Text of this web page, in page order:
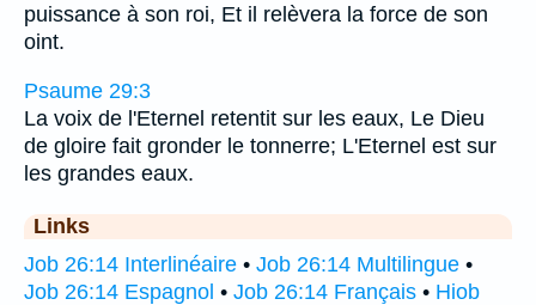
puissance à son roi, Et il relèvera la force de son
oint.
Psaume 29:3
La voix de l'Eternel retentit sur les eaux, Le Dieu
de gloire fait gronder le tonnerre; L'Eternel est sur
les grandes eaux.
Links
Job 26:14 Interlinéaire • Job 26:14 Multilingue •
Job 26:14 Espagnol • Job 26:14 Français • Hiob